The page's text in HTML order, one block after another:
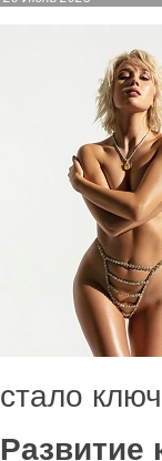
стало
Развитие